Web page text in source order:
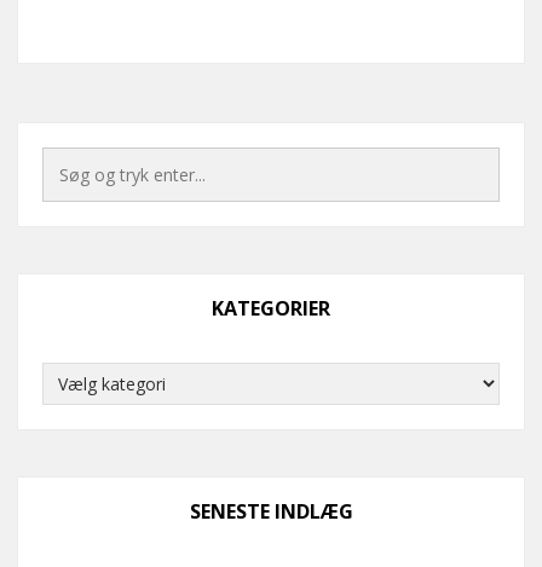
KATEGORIER
Kategorier
SENESTE INDLÆG